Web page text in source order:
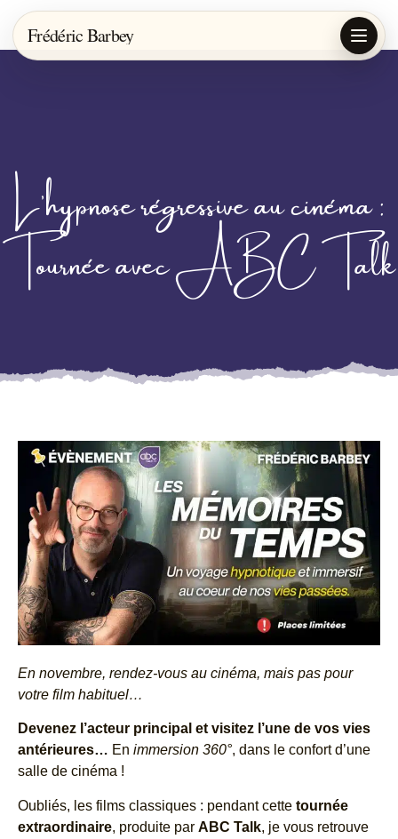
Frédéric Barbey
L’hypnose régressive au cinéma :
Tournée avec ABC Talk
En novembre, rendez-vous au cinéma, mais pas pour
votre film habituel…
Devenez l’acteur principal et visitez l’une de vos vies
antérieures… En immersion 360°, dans le confort d’une
salle de cinéma !
Oubliés, les films classiques : pendant cette tournée
extraordinaire, produite par ABC Talk, je vous retrouve